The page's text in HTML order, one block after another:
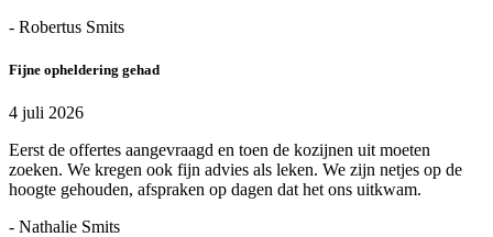
- Robertus Smits
Fijne opheldering gehad
4 juli 2026
Eerst de offertes aangevraagd en toen de kozijnen uit moeten
zoeken. We kregen ook fijn advies als leken. We zijn netjes op de
hoogte gehouden, afspraken op dagen dat het ons uitkwam.
- Nathalie Smits